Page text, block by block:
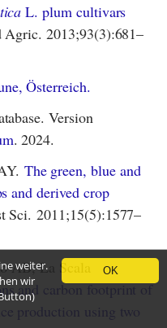
L. plum cultivars
Agric. 2013;93(3):681–
Österreich.
Version
. 2024.
The green, blue and
and derived crop
Sci. 2011;15(5):1577–
AB, La Scala
and carbon footprint of
production using two
OK
weiter.
wir